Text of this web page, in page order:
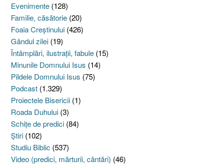
Evenimente (128)
Familie, căsătorie (20)
Foaia Creştinului (426)
Gândul zilei (19)
Întâmplări, ilustraţii, fabule (15)
Minunile Domnului Isus (14)
Pildele Domnului Isus (75)
Podcast (1.329)
Proiectele Bisericii (1)
Roada Duhului (3)
Schiţe de predici (84)
Ştiri (102)
Studiu Biblic (537)
Video (predici, mărturii, cântări) (46)